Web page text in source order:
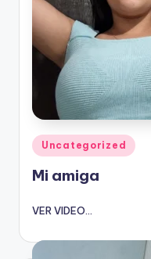
Publicado
en
Uncategorized
Mi amiga
VER VIDEO...